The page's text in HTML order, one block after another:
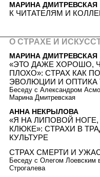
МАРИНА ДМИТРЕВСКАЯ
К ЧИТАТЕЛЯМ И
О СТРАХЕ И
МАРИНА ДМИТРЕВСКАЯ
«ЭТО ДАЖЕ ХОРОШО,
ПЛОХО»: СТРАХ КАК
ЭВОЛЮЦИИ И ОПТИКА
Беседу с Александром
Марина Дмитревская
АННА НЕКРЫЛОВА
«Я НА ЛИПОВОЙ
КЛЮКЕ»: СТРАХИ В
КУЛЬТУРЕ
СТРАХ СМЕРТИ И
Беседу с Олегом Лоевским
Строгалева